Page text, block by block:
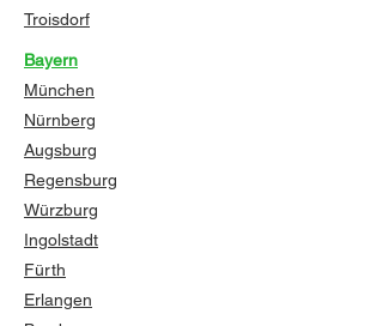
Troisdorf
Bayern
München
Nürnberg
Augsburg
Regensburg
Würzburg
Ingolstadt
Fürth
Erlangen